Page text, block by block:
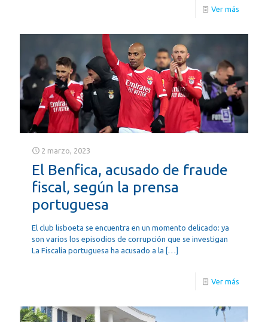
Ver más
2 marzo, 2023
El Benfica, acusado de fraude
fiscal, según la prensa
portuguesa
El club lisboeta se encuentra en un momento delicado: ya
son varios los episodios de corrupción que se investigan
La Fiscalía portuguesa ha acusado a la […]
Ver más